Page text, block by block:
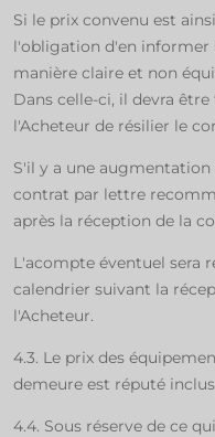
Si le prix convenu est
l'obligation d'en
manière claire et non
Dans celle-ci, il devra
l'Acheteur de résilier le
S'il y a une
contrat par lettre
après la réception de la
L'acompte éventuel sera
calendrier suivant la
l'Acheteur.
4.3. Le prix des
demeure est réputé
4.4. Sous réserve de ce